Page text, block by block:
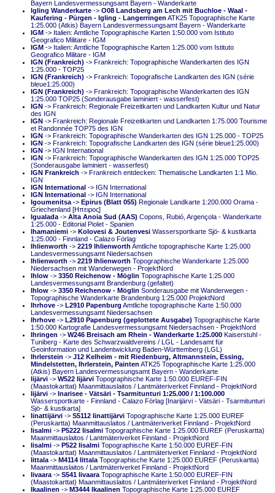
Bayern Landesvermessungsamt Bayern - Wanderkarte
Igling Wanderkarte -> O08 Landsberg am Lech mit Buchloe - Waal -
Kaufering - Pürgen - Igling - Langerringen ATK25 Topographische Karte
1:25.000 (Atkis) Bayern Landesvermessungsamt Bayern - Wanderkarte
IGM -> Italien: Amtliche Topographische Karten 1:50.000 vom Istituto
Geografico Militare - IGM
IGM -> Italien: Amtliche Topographische Karten 1:25.000 vom Istituto
Geografico Militare - IGM
IGN (Frankreich) -> Frankreich: Topographische Wanderkarten des IGN
1:25.000 - TOP25
IGN (Frankreich) -> Frankreich: Topografische Landkarten des IGN (série
bleue1:25.000)
IGN (Frankreich) -> Frankreich: Topographische Wanderkarten des IGN
1:25.000 TOP25 (Sonderausgabe laminiert - wasserfest)
IGN -> Frankreich: Regionale Freizeitkarten und Landkarten Kultur und Natur
des IGN
IGN -> Frankreich: Regionale Freizeitkarten und Landkarten 1:75.000 Tourisme
et Randonnée TOP75 des IGN
IGN -> Frankreich: Topographische Wanderkarten des IGN 1:25.000 - TOP25
IGN -> Frankreich: Topografische Landkarten des IGN (série bleue1:25.000)
IGN -> IGN International
IGN -> Frankreich: Topographische Wanderkarten des IGN 1:25.000 TOP25
(Sonderausgabe laminiert - wasserfest)
IGN Frankreich -> Frankreich entdecken: Thematische Landkarten 1:1 Mio.
IGN
IGN International -> IGN International
IGN International -> IGN International
Igoumenitsa -> Epirus (Blatt 055) Regionale Landkarte 1:200.000 Orama -
Griechenland [Ηπειρος]
Igualada -> Alta Anoia Sud (AAS) Copons, Rubió, Argençola - Wanderkarte
1:25.000 - Editorial Piolet - Spanien
Ihamaniemi -> Kolovesi & Joutenvesi Wassersportkarte Sjö- & kustkarta
1:25.000 - Finnland - Calazo Förlag
Ihlienworth -> 2219 Ihlienworth Amtliche topographische Karte 1:25.000
Landesvermessungsamt Niedersachsen
Ihlienworth -> 2219 Ihlienworth Topographische Wanderkarte 1:25.000
Niedersachsen mit Wanderwegen - ProjektNord
Ihlow -> 3350 Reichenow - Möglin Topographische Karte 1:25.000
Landesvermessungsamt Brandenburg (gefaltet)
Ihlow -> 3350 Reichenow - Möglin Sonderausgabe mit Wanderwegen -
Topographische Wanderkarte Brandenburg 1:25.000 ProjektNord
Ihrhove -> L2910 Papenburg Amtliche topographische Karte 1:50.000
Landesvermessungsamt Niedersachsen
Ihrhove -> L2910 Papenburg (geplottete Ausgabe) Topographische Karte
1:50.000 Kartografie Landesvermessungsamt Niedersachsen - ProjektNord
Ihringen -> W246 Breisach am Rhein - Wanderkarte 1:25.000 Kaiserstuhl -
Tuniberg - Karte des Schwarzwaldvereins / LGL - Landesamt für
Geoinformation und Landentwicklung Baden-Württemberg (LGL)
Ihrlerstein -> J12 Kelheim - mit Riedenburg, Altmannstein, Essing,
Mindelstetten, Ihrlerstein, Painten ATK25 Topographische Karte 1:25.000
(Atkis) Bayern Landesvermessungsamt Bayern - Wanderkarte
Iijärvi -> W522 Iijärvi Topographische Karte 1:50.000 EUREF-FIN
(Maastokarttat) Maanmittauslaitos / Lantmäteriverket Finnland - ProjektNord
Iijärvi -> Inarisee - Vätsäri - Tsarmitunturi 1:25.000 / 1:100.000
Wassersportkarte - Finnland - Calazo Förlag [Inarijärvi - Vätsäri - Tsarmitunturi
Sjö- & kustkarta]
Iinattijärvi -> S5112 Iinattijärvi Topographische Karte 1:25.000 EUREF
(Peruskartta) Maanmittauslaitos / Lantmäteriverket Finnland - ProjektNord
Iisalmi -> P5222 Iisalmi Topographische Karte 1:25.000 EUREF (Peruskartta)
Maanmittauslaitos / Lantmäteriverket Finnland - ProjektNord
Iisalmi -> P522 Iisalmi Topographische Karte 1:50.000 EUREF-FIN
(Maastokarttat) Maanmittauslaitos / Lantmäteriverket Finnland - ProjektNord
Iittala -> M4114 Iittala Topographische Karte 1:25.000 EUREF (Peruskartta)
Maanmittauslaitos / Lantmäteriverket Finnland - ProjektNord
Iivaara -> S541 Iivaara Topographische Karte 1:50.000 EUREF-FIN
(Maastokarttat) Maanmittauslaitos / Lantmäteriverket Finnland - ProjektNord
Ikaalinen -> M3444 Ikaalinen Topographische Karte 1:25.000 EUREF